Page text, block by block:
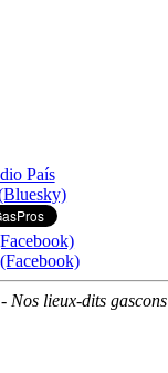
País
Nos lieux-dits gascons